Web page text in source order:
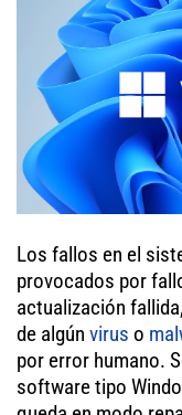
Los fallos en el
provocados por
actualización
de algún virus o
por error humano.
software tipo